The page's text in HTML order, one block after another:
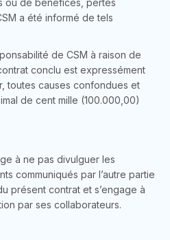
ou de bénéfices, pertes
a été informé de tels
de CSM à raison de
conclu est expressément
toutes causes confondues et
de cent mille (100.000,00)
à ne pas divulguer les
communiqués par l’autre partie
présent contrat et s’engage à
par ses collaborateurs.